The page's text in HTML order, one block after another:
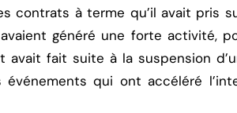
contrats à terme qu’il avait pris
généré une forte activité,
avait fait suite à la suspension
qui ont accéléré